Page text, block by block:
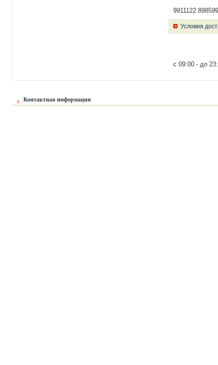
9911122
Условия
с 09:00 - до
Контактная информация